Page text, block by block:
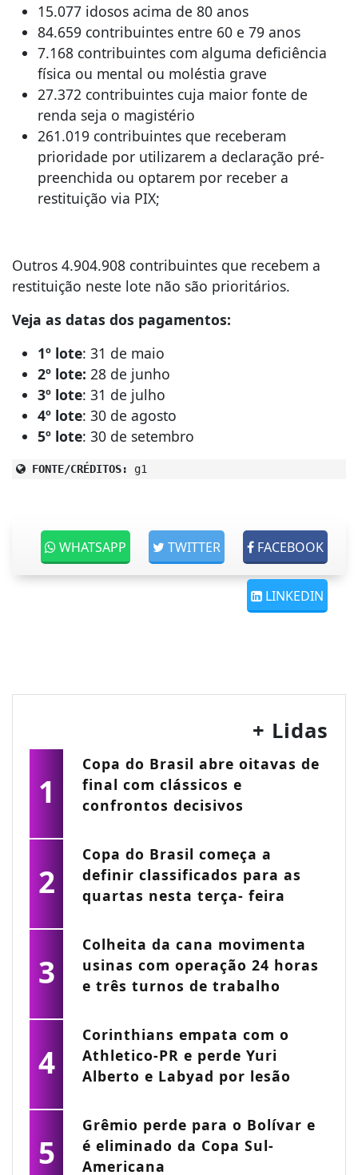
15.077 idosos acima de 80 anos
84.659 contribuintes entre 60 e 79 anos
7.168 contribuintes com alguma deficiência
física ou mental ou moléstia grave
27.372 contribuintes cuja maior fonte de
renda seja o magistério
261.019 contribuintes que receberam
prioridade por utilizarem a declaração pré-
preenchida ou optarem por receber a
restituição via PIX;
Outros 4.904.908 contribuintes que recebem a
restituição neste lote não são prioritários.
Veja as datas dos pagamentos:
1º lote: 31 de maio
2º lote: 28 de junho
3º lote: 31 de julho
4º lote: 30 de agosto
5º lote: 30 de setembro
FONTE/CRÉDITOS: g1
FACEBOOK
TWITTER
WHATSAPP
LINKEDIN
+ Lidas
1
Copa do Brasil abre oitavas de
final com clássicos e
confrontos decisivos
2
Copa do Brasil começa a
definir classificados para as
quartas nesta terça- feira
3
Colheita da cana movimenta
usinas com operação 24 horas
e três turnos de trabalho
4
Corinthians empata com o
Athletico-PR e perde Yuri
Alberto e Labyad por lesão
5
Grêmio perde para o Bolívar e
é eliminado da Copa Sul-
Americana